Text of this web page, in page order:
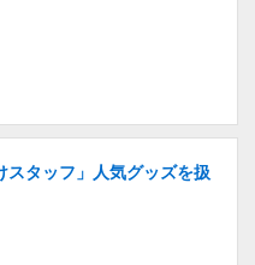
スタッフ」人気グッズを扱